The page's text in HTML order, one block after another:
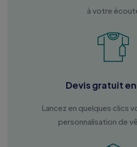
à votre
Devis gratuit
Lancez en quelques clics
personnalisation de